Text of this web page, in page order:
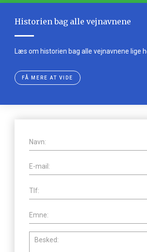
Historien bag alle vejnavnene
Læs om historien bag alle vejnavnene lige
FÅ MERE AT VIDE